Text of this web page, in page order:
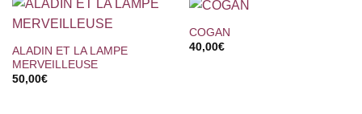
ALADIN ET LA LAMPE
MERVEILLEUSE
50,00€
COGAN
40,00€